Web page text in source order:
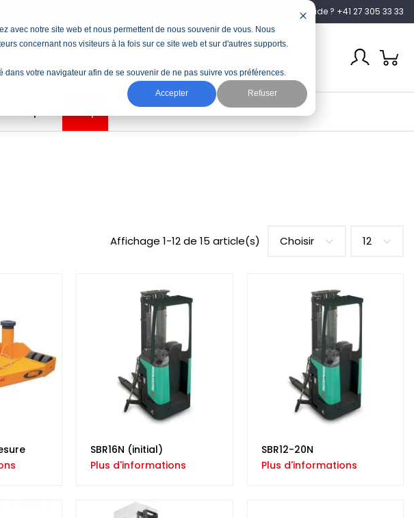
avec notre site web et nous permettent de nous souvenir de vous. Nous
concernant nos visiteurs à la fois sur ce site web et sur d'autres supports.
votre navigateur afin de se souvenir de ne pas suivre vos préférences.
Accepter Refuser
Besoin d’aide ? +41 27 305 33 33
Affichage 1-12 de 15 article(s) Choisir 12
SBR16N (initial)
Plus d'informations
SBR12-20N
Plus d'informations